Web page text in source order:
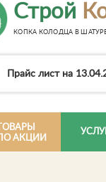
Строй
КОПКА КОЛОДЦА В
Прайс лист на
ТОВАРЫ
ПО АКЦИИ